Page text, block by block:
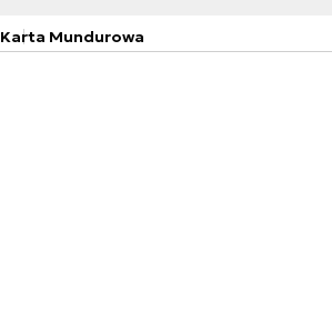
Karta Mundurowa